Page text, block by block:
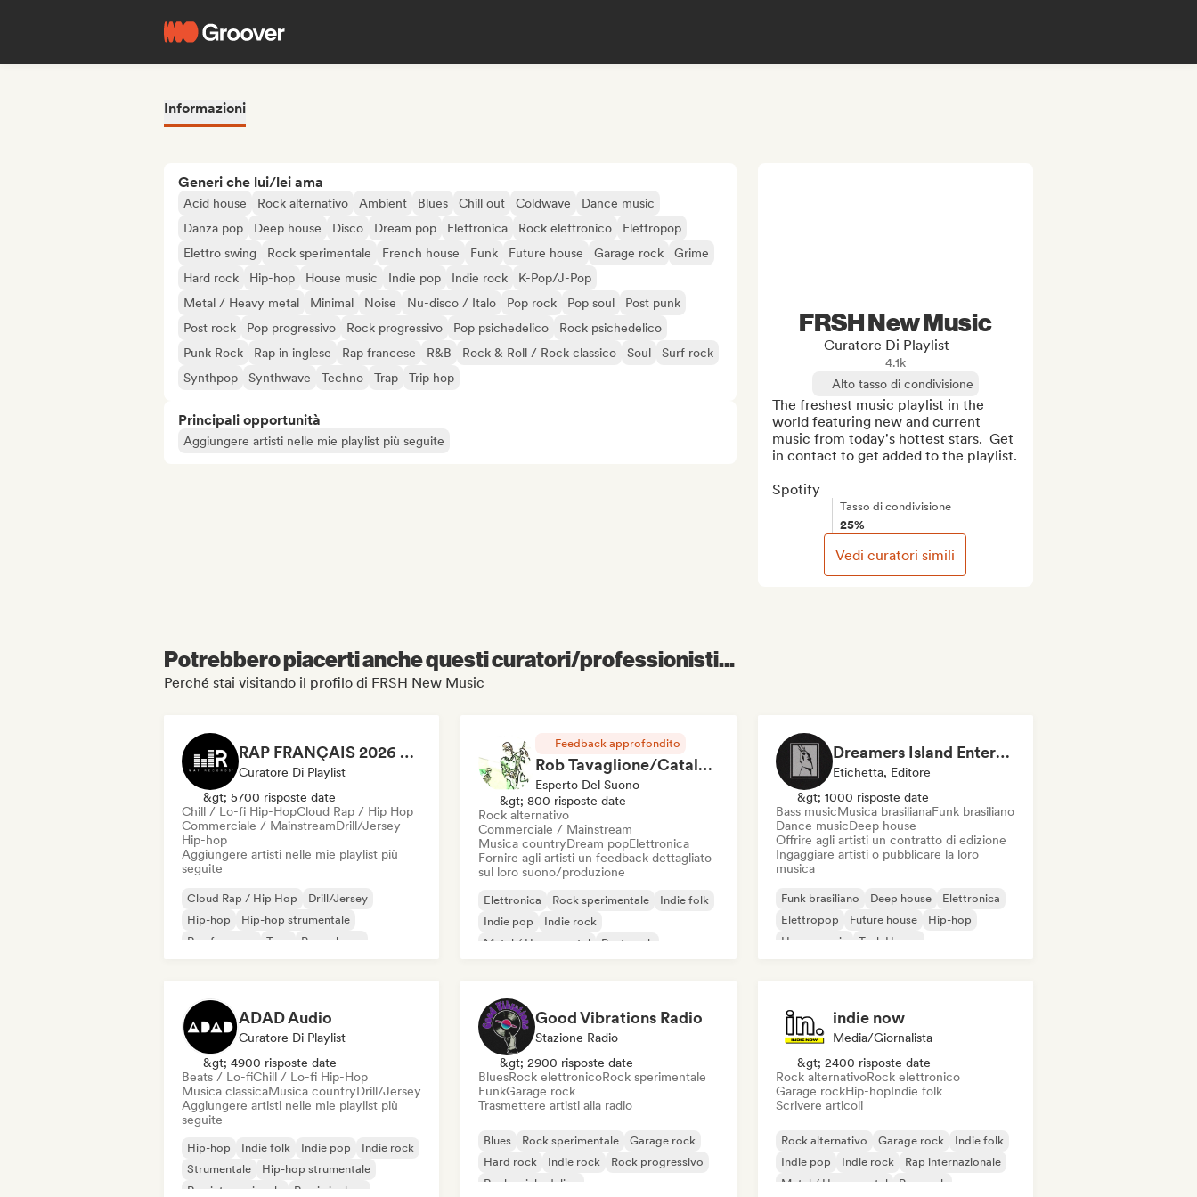
Informazioni
Generi che lui/lei ama
Acid house Rock alternativo Ambient Blues Chill out Coldwave
Dance music
Danza pop
Deep house Disco Dream pop Elettronica Rock elettronico
Elettropop
Elettro swing
Rock sperimentale French house Funk Future house Garage rock
Grime
Hard rock
Hip-hop House music Indie pop Indie rock
K-Pop/J-Pop
Metal / Heavy metal
Minimal Noise Nu-disco / Italo Pop rock Pop soul
Post punk
Post rock
Pop progressivo Rock progressivo Pop psichedelico
Rock psichedelico
Punk Rock
Rap in inglese Rap francese R&B Rock & Roll / Rock classico Soul
Surf rock
Synthpop
Synthwave Techno Trap Trip hop
Principali opportunità
Aggiungere artisti nelle mie playlist più seguite
FRSH New Music
Curatore Di Playlist
4.1k
Alto tasso di condivisione
The freshest music playlist in the
world featuring new and current
music from today's hottest stars.  Get
in contact to get added to the playlist.
Spotify
Tasso di condivisione
25%
Vedi curatori simili
Potrebbero piacerti anche questi curatori/professionisti...
Perché stai visitando il profilo di FRSH New Music
RAP FRANÇAIS 2026 🔥🇫🇷 (Way Records)
Curatore Di Playlist
&gt; 5700 risposte date
Chill / Lo-fi Hip-HopCloud Rap / Hip Hop
Commerciale / MainstreamDrill/Jersey
Hip-hop
Aggiungere artisti nelle mie playlist più
seguite
Cloud Rap / Hip Hop
Drill/Jersey
Hip-hop
Hip-hop strumentale
Rap francese
Trap
Pop urbano
Feedback approfondito
Rob Tavaglione/Catalyst Recording
Esperto Del Suono
&gt; 800 risposte date
Rock alternativo
Commerciale / Mainstream
Musica countryDream popElettronica
Fornire agli artisti un feedback dettagliato
sul loro suono/produzione
Elettronica Rock sperimentale
Indie folk
Indie pop
Indie rock
Metal / Heavy metal
Post punk
Dreamers Island Entertainment
Etichetta, Editore
&gt; 1000 risposte date
Bass musicMusica brasilianaFunk brasiliano
Dance musicDeep house
Offrire agli artisti un contratto di edizione
Ingaggiare artisti o pubblicare la loro
musica
Funk brasiliano Deep house
Elettronica
Elettropop
Future house
Hip-hop
House music
Tech House
ADAD Audio
Curatore Di Playlist
&gt; 4900 risposte date
Beats / Lo-fiChill / Lo-fi Hip-Hop
Musica classicaMusica countryDrill/Jersey
Aggiungere artisti nelle mie playlist più
seguite
Hip-hop Indie folk Indie pop
Indie rock
Strumentale
Hip-hop strumentale
Rap internazionale
Rap in inglese
Good Vibrations Radio
Stazione Radio
&gt; 2900 risposte date
BluesRock elettronicoRock sperimentale
FunkGarage rock
Trasmettere artisti alla radio
Blues Rock sperimentale
Garage rock
Hard rock
Indie rock
Rock progressivo
Rock psichedelico
indie now
Media/Giornalista
&gt; 2400 risposte date
Rock alternativoRock elettronico
Garage rockHip-hopIndie folk
Scrivere articoli
Rock alternativo Garage rock
Indie folk
Indie pop
Indie rock
Rap internazionale
Metal / Heavy metal
Pop rock